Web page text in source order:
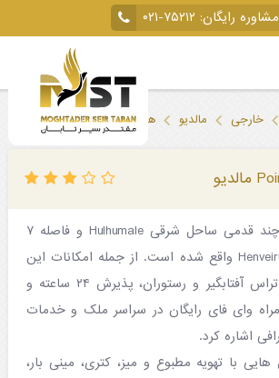
مشاوره رایگان: ۰۲۱-۷۵۲۱۲
خارجی مالدیو هتل Point Inn مالدیو
هتل Point Inn در چند قدمی ساحل شرقی Hulhumale و فاصله ۷
کیلومتری از پارک Henveiru واقع شده است. از جمله امکانات این
ملک می توان به تراس آفتابگیر و رستوران، پذیرش ۲۴ ساعته و
وای فای رایگان در سراسر ملک و خدمات
اشاره کرد.
هایی با تهویه مطبوع و میز، کتری، مینی بار،